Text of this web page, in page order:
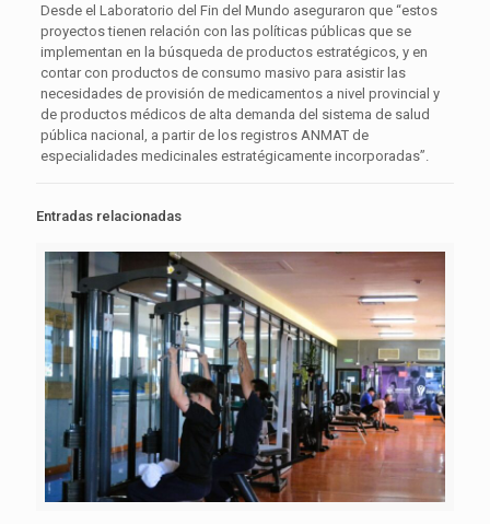
Desde el Laboratorio del Fin del Mundo aseguraron que “estos
proyectos tienen relación con las políticas públicas que se
implementan en la búsqueda de productos estratégicos, y en
contar con productos de consumo masivo para asistir las
necesidades de provisión de medicamentos a nivel provincial y
de productos médicos de alta demanda del sistema de salud
pública nacional, a partir de los registros ANMAT de
especialidades medicinales estratégicamente incorporadas”.
Entradas relacionadas